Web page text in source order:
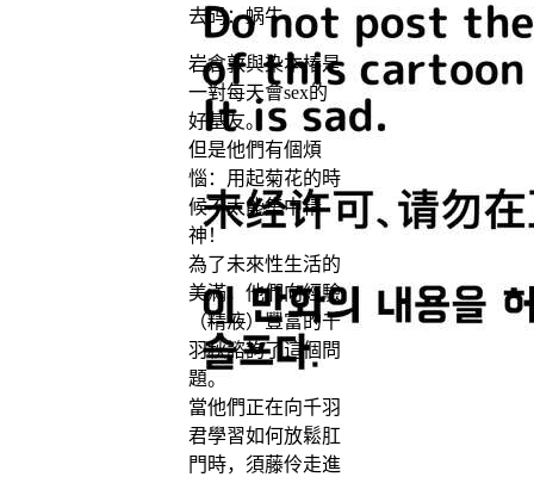
去码：蜗牛
岩倉敦與染本椿是
一對每天會sex的
好基友。
但是他們有個煩
惱：用起菊花的時
候不太能集中精
神！
為了未來性生活的
美滿，他們向經驗
（精液）豐富的千
羽秋諮詢了這個問
題。
當他們正在向千羽
君學習如何放鬆肛
門時，須藤伶走進